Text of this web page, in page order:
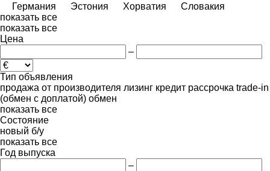
Германия
Эстония Хорватия
Словакия
показать все
показать все
Цена
–
Тип объявления
продажа от производителя лизинг кредит рассрочка trade-in
(обмен с доплатой) обмен
показать все
Состояние
новый б/у
показать все
Год выпуска
–